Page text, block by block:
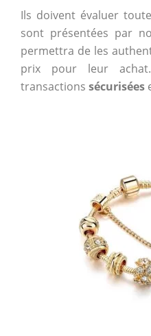
Ils doivent évaluer
sont présentées par
permettra de les
prix pour leur
transactions sécurisées